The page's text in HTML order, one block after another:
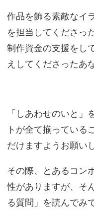
作品を飾る素敵なイ
を担当してくださっ
制作資金の支援をし
えしてくださったあ
「しあわせのいと」
トが全て揃っている
だけますようお願い
その際、とあるコン
性がありますが、そ
る質問」を読んでみ